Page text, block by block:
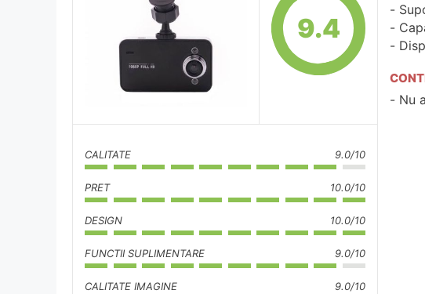
9.4
CALITATE 9.0/10
PRET 10.0/10
DESIGN 10.0/10
FUNCTII SUPLIMENTARE 9.0/10
CALITATE IMAGINE 9.0/10
Nu